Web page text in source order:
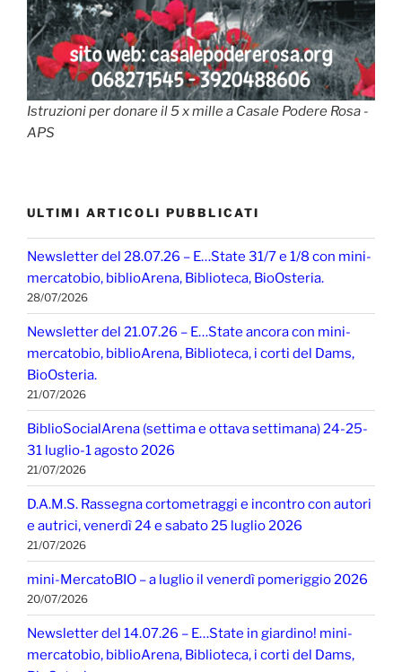
Istruzioni per donare il 5 x mille a Casale Podere Rosa -
APS
ULTIMI ARTICOLI PUBBLICATI
Newsletter del 28.07.26 – E…State 31/7 e 1/8 con mini-
mercatobio, biblioArena, Biblioteca, BioOsteria.
28/07/2026
Newsletter del 21.07.26 – E…State ancora con mini-
mercatobio, biblioArena, Biblioteca, i corti del Dams,
BioOsteria.
21/07/2026
BiblioSocialArena (settima e ottava settimana) 24-25-
31 luglio-1 agosto 2026
21/07/2026
D.A.M.S. Rassegna cortometraggi e incontro con autori
e autrici, venerdì 24 e sabato 25 luglio 2026
21/07/2026
mini-MercatoBIO – a luglio il venerdì pomeriggio 2026
20/07/2026
Newsletter del 14.07.26 – E…State in giardino! mini-
mercatobio, biblioArena, Biblioteca, i corti del Dams,